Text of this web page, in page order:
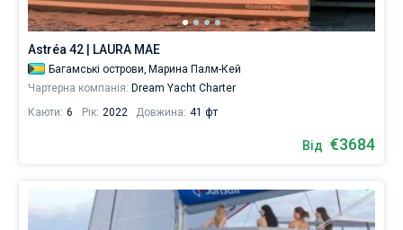
Astréa 42 | LAURA MAE
Багамські острови, Марина Палм-Кей
Чартерна компанія: Dream Yacht Charter
Каюти: 6 Рік: 2022 Довжина: 41 фт
Від €3684